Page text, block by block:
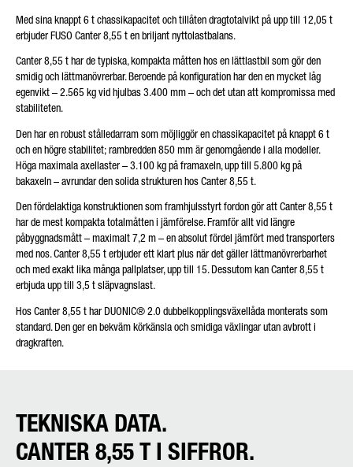
Med sina knappt 6 t chassikapacitet och tillåten dragtotalvikt på upp till 12,05 t
erbjuder FUSO Canter 8,55 t en briljant nyttolastbalans.
Canter 8,55 t har de typiska, kompakta måtten hos en lättlastbil som gör den
smidig och lättmanövrerbar. Beroende på konfiguration har den en mycket låg
egenvikt – 2.565 kg vid hjulbas 3.400 mm – och det utan att kompromissa med
stabiliteten.
Den har en robust stålledarram som möjliggör en chassikapacitet på knappt 6 t
och en högre stabilitet; rambredden 850 mm är genomgående i alla modeller.
Höga maximala axellaster – 3.100 kg på framaxeln, upp till 5.800 kg på
bakaxeln – avrundar den solida strukturen hos Canter 8,55 t.
Den fördelaktiga konstruktionen som framhjulsstyrt fordon gör att Canter 8,55 t
har de mest kompakta totalmåtten i jämförelse. Framför allt vid längre
påbyggnadsmått – maximalt 7,2 m – en absolut fördel jämfört med transporters
med nos. Canter 8,55 t erbjuder ett klart plus när det gäller lättmanövrerbarhet
och med exakt lika många pallplatser, upp till 15. Dessutom kan Canter 8,55 t
erbjuda upp till 3,5 t släpvagnslast.
Hos Canter 8,55 t har DUONIC®2.0 dubbelkopplingsväxellåda monterats som
standard. Den ger en bekväm körkänsla och smidiga växlingar utan avbrott i
dragkraften.
TEKNISKA DATA.
CANTER 8,55 T I SIFFROR.